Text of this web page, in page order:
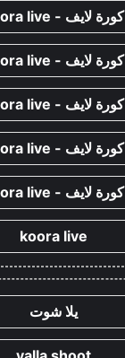
كورة لايف - koora live
كورة لايف - koora live
كورة لايف - koora live
كورة لايف - koora live
كورة لايف - koora live
koora live
يلا شوت